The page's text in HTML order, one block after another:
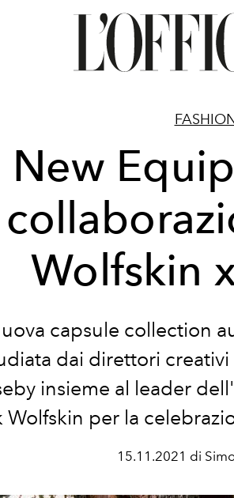
New
Wolfskin
capsule collection
dai direttori creativi
insieme al leader
Wolfskin per la
15.11.2021 di